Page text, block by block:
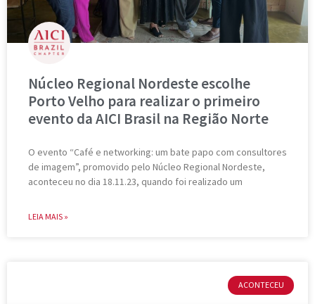
Núcleo Regional Nordeste escolhe
Porto Velho para realizar o primeiro
evento da AICI Brasil na Região Norte
O evento “Café e networking: um bate papo com consultores
de imagem”, promovido pelo Núcleo Regional Nordeste,
aconteceu no dia 18.11.23, quando foi realizado um
LEIA MAIS »
ACONTECEU